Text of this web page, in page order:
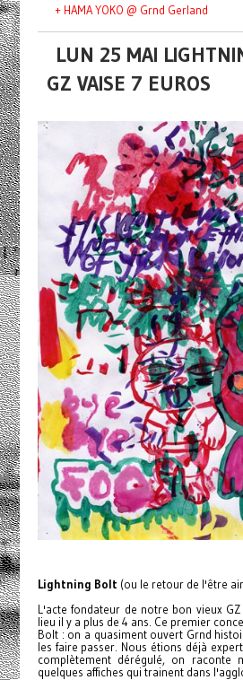
+ HAMA YOKO @ Grnd Gerland
LUN 25 MAI
GZ VAISE 7 EUROS
Lightning Bolt (ou le retour de l'être
L'acte fondateur de notre bon vieux
lieu il y a plus de 4 ans. Ce premier
Bolt : on a quasiment ouvert Grnd
les faire passer. Nous étions déjà
complètement dérégulé, on raconte
quelques affiches qui trainent dans